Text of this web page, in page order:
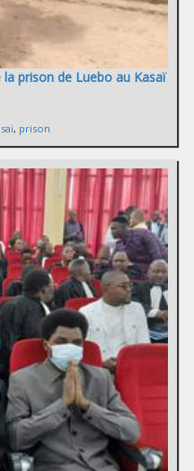
prison de Luebo au Kasaï
, prison